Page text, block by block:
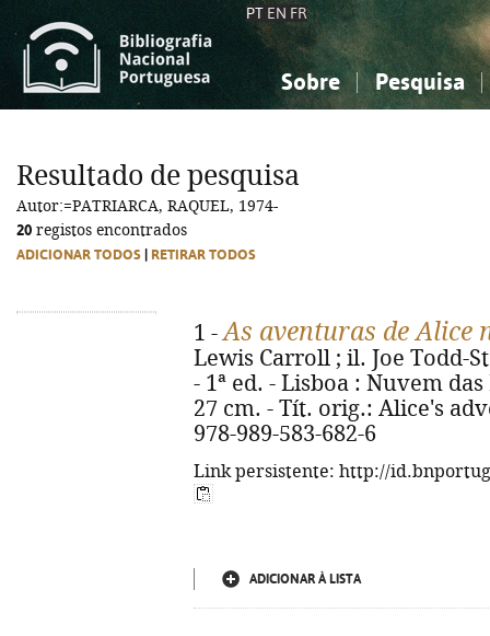
PT EN FR
Sobre Pesquisa
Ciências sociais...
Ciências sociais...
Resultado de pesquisa
Autor:=PATRIARCA, RAQUEL, 1974-
20 registos encontrados
ADICIONAR TODOS RETIRAR TODOS
1 -As aventuras de Alice
Lewis Carroll ; il. Joe Todd-
- 1ª ed. - Lisboa : Nuvem
27 cm. - Tít. orig.: Alice's
978-989-583-682-6
Link persistente: http://
ADICIONAR À LISTA